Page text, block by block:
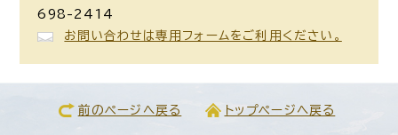
698-2414
お問い合わせは専用フォームをご利用ください。
前のページへ戻る トップページへ戻る